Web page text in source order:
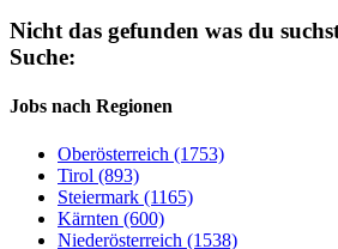
Nicht das gefunden was du
Suche:
Jobs nach Regionen
Oberösterreich (1753)
Tirol (893)
Steiermark (1165)
Kärnten (600)
Niederösterreich (1538)